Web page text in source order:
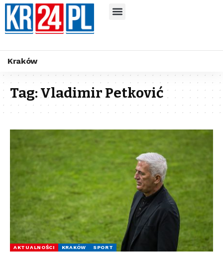
Kraków
Tag:Vladimir Petković
AKTUALNOŚCI KRAKÓW SPORT